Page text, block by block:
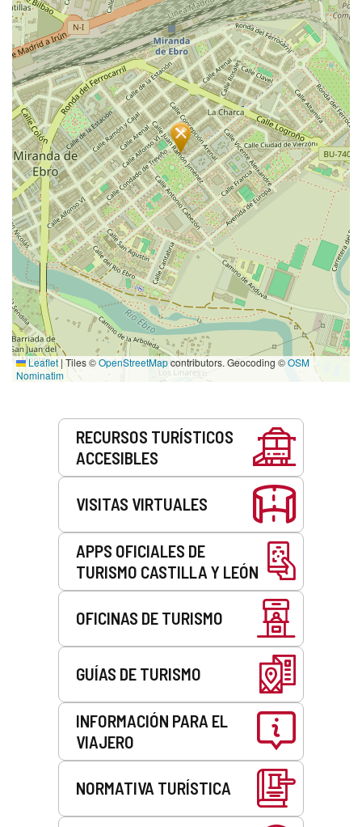
Leaflet |Tiles ©OpenStreetMapcontributors. Geocoding ©OSM
Nominatim
RECURSOS TURÍSTICOS
ACCESIBLES
VISITAS VIRTUALES
APPS OFICIALES DE
TURISMO CASTILLA Y LEÓN
OFICINAS DE TURISMO
GUÍAS DE TURISMO
INFORMACIÓN PARA EL
VIAJERO
NORMATIVA TURÍSTICA